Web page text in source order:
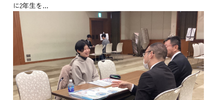
に2年生を...